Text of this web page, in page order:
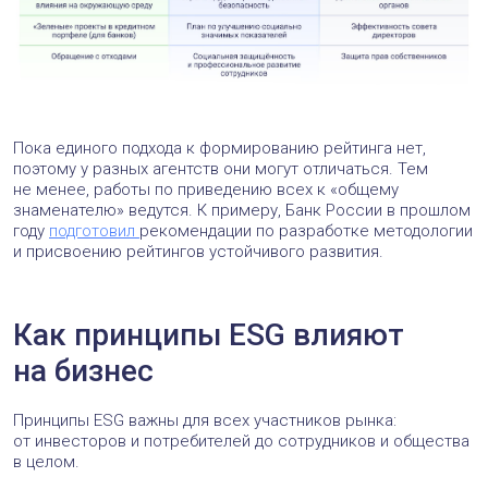
Пока единого подхода к формированию рейтинга нет,
поэтому у разных агентств они могут отличаться. Тем
не менее, работы по приведению всех к «общему
знаменателю» ведутся. К примеру, Банк России в прошлом
году подготовил рекомендации по разработке методологии
и присвоению рейтингов устойчивого развития.
Как принципы ESG влияют
на бизнес
Принципы ESG важны для всех участников рынка:
от инвесторов и потребителей до сотрудников и общества
в целом.